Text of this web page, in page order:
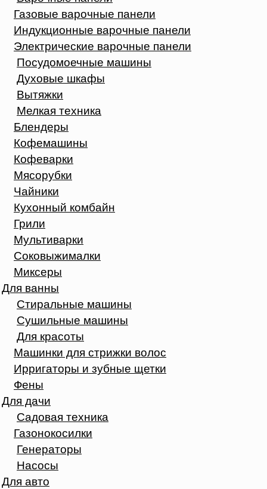
Газовые варочные панели
Индукционные варочные панели
Электрические варочные панели
Посудомоечные машины
Духовые шкафы
Вытяжки
Мелкая техника
Блендеры
Кофемашины
Кофеварки
Мясорубки
Чайники
Кухонный комбайн
Грили
Мультиварки
Соковыжималки
Миксеры
Для ванны
Стиральные машины
Сушильные машины
Для красоты
Машинки для стрижки волос
Ирригаторы и зубные щетки
Фены
Для дачи
Садовая техника
Газонокосилки
Генераторы
Насосы
Для авто